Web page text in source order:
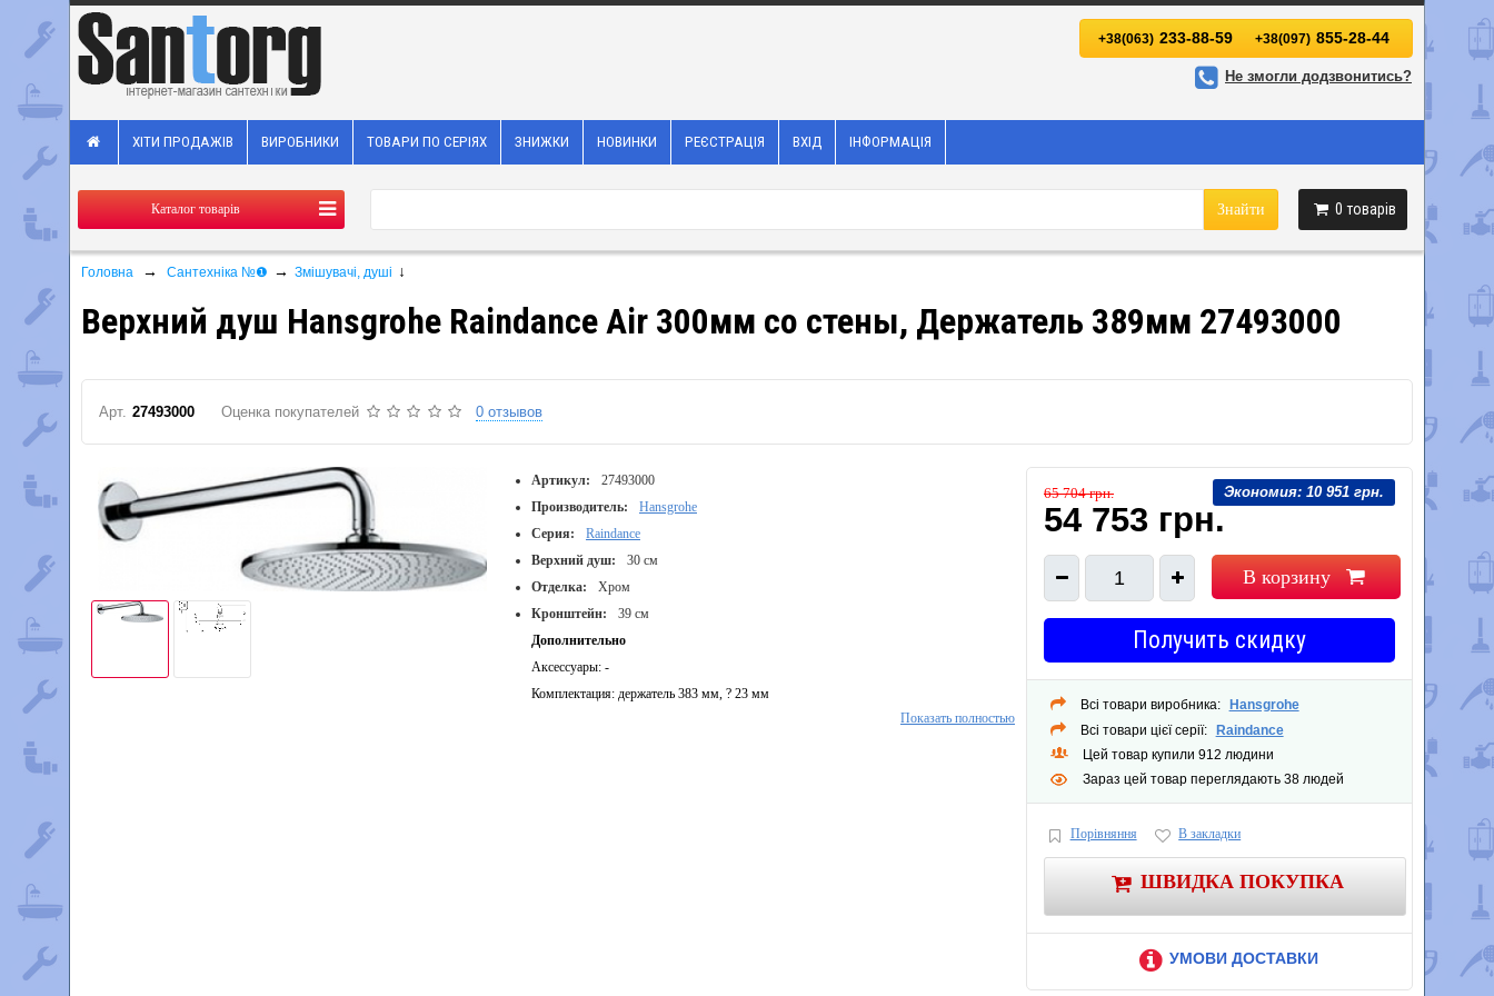
+38(063) 233-88-59 +38(097) 855-28-44
Не змогли додзвонитись?
ХІТИ ПРОДАЖІВ ВИРОБНИКИ ТОВАРИ ПО СЕРІЯХ ЗНИЖКИ НОВИНКИ РЕЄСТРАЦІЯ ВХІД ІНФОРМАЦІЯ
Каталог товарів 0 товарів
Знайти
Головна → Сантехніка №❶ → Змішувачі, душі ↓
Верхний душ Hansgrohe Raindance Air 300мм со стены, Держатель 389мм 27493000
Арт. 27493000 Оценка покупателей 0 отзывов
Артикул:
27493000
Производитель:
Hansgrohe
Серия:
Raindance
Верхний душ:
30 см
Отделка:
Хром
Кронштейн:
39 см
Дополнительно
Аксессуары: -
Комплектация: держатель 383 мм, ? 23 мм
Показать полностью
Экономия: 10 951 грн.
65 704 грн.
54 753 грн.
1 В корзину
Получить скидку
Всі товари виробника:
Hansgrohe
Всі товари цієї серії:
Raindance
Цей товар купили 912 людини
Зараз цей товар переглядають 38 людей
Порівняння В закладки
ШВИДКА ПОКУПКА
УМОВИ ДОСТАВКИ